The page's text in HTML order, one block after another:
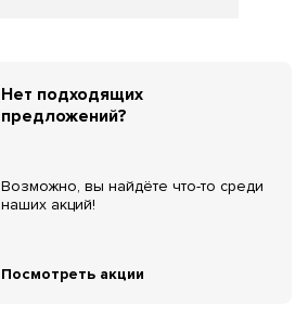
Нет подходящих
предложений?
Возможно, вы найдёте что-то среди
наших акций!
Посмотреть акции